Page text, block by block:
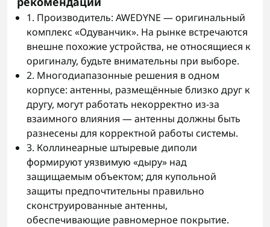
1. Производитель: AWEDYNE — оригинальный
комплекс «Одуванчик». На рынке встречаются
внешне похожие устройства, не относящиеся к
оригиналу, будьте внимательны при выборе.
2. Многодиапазонные решения в одном
корпусе: антенны, размещённые близко друг к
другу, могут работать некорректно из‑за
взаимного влияния — антенны должны быть
разнесены для корректной работы системы.
3. Коллинеарные штыревые диполи
формируют уязвимую «дыру» над
защищаемым объектом; для купольной
защиты предпочтительны правильно
сконструированные антенны,
обеспечивающие равномерное покрытие.